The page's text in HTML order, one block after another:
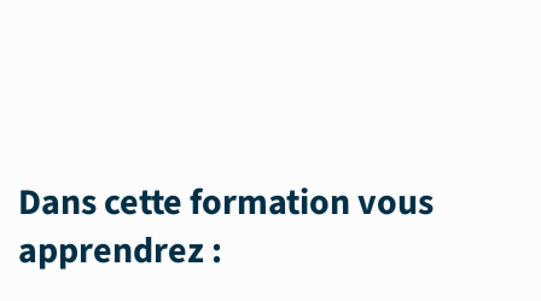
Dans cette formation vous
apprendrez :